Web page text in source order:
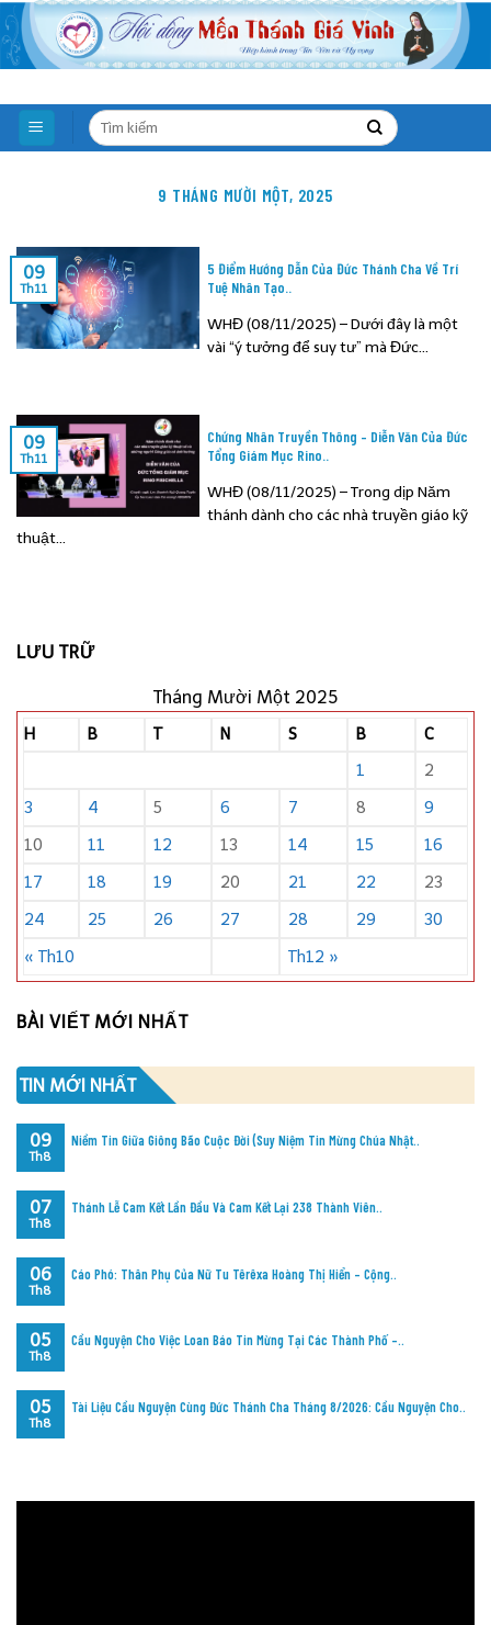
Skip
to
content
9 THÁNG MƯỜI MỘT, 2025
5 Điểm Hướng Dẫn Của Đức Thánh Cha Về Trí
Tuệ Nhân Tạo..
WHĐ (08/11/2025) – Dưới đây là một
vài “ý tưởng để suy tư” mà Đức...
09
Th11
Chứng Nhân Truyền Thông – Diễn Văn Của Đức
Tổng Giám Mục Rino..
WHĐ (08/11/2025) – Trong dịp Năm
thánh dành cho các nhà truyền giáo kỹ
thuật...
09
Th11
LƯU TRỮ
Tháng Mười Một 2025
H B T N S B C
« Th10 Th12 »
1
2
3
4 5 6 7 8
9
10
11 12 13 14 15
16
17
18 19 20 21 22
23
24
25 26 27 28 29 30
BÀI VIẾT MỚI NHẤT
TIN MỚI NHẤT
Niềm Tin Giữa Giông Bão Cuộc Đời (Suy Niệm Tin Mừng Chúa Nhật..
09
Th8
Thánh Lễ Cam Kết Lần Đầu Và Cam Kết Lại 238 Thành Viên..
07
Th8
Cáo Phó: Thân Phụ Của Nữ Tu Têrêxa Hoàng Thị Hiển – Cộng..
06
Th8
Cầu Nguyện Cho Việc Loan Báo Tin Mừng Tại Các Thành Phố –..
05
Th8
Tài Liệu Cầu Nguyện Cùng Đức Thánh Cha Tháng 8/2026: Cầu Nguyện Cho..
05
Th8